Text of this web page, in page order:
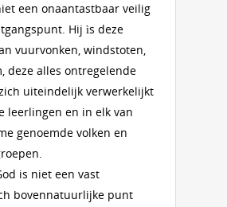
een onaantastbaar veilig
Hij ìs deze
vuurvonken, windstoten,
deze alles ontregelende
uiteindelijk verwerkelijkt
leerlingen en in elk van
genoemde volken en
is niet een vast
bovennatuurlijke punt